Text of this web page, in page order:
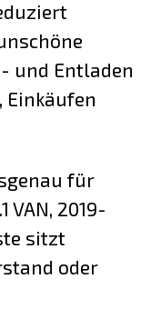
und Entladen
Einkäufen
für
VAN, 2019-
sitzt
oder